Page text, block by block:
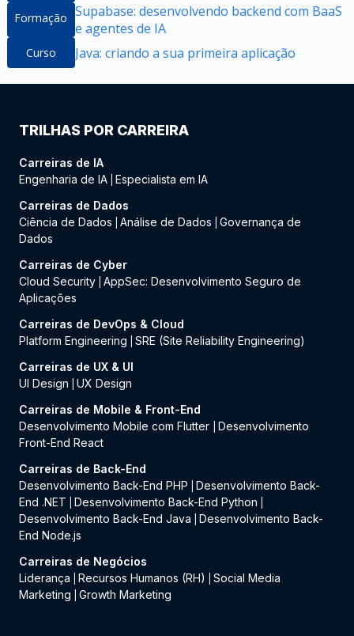
Formação Supabase: desenvolvendo backend com BaaS
e agentes de IA
Curso Java: criando a sua primeira aplicação
TRILHAS POR CARREIRA
Carreiras de IA
Engenharia de IA Especialista em IA
Carreiras de Dados
Ciência de Dados
Análise de Dados
Governança de
Dados
Carreiras de Cyber
Cloud Security AppSec: Desenvolvimento Seguro de
Aplicações
Carreiras de DevOps & Cloud
Platform Engineering
SRE (Site Reliability Engineering)
Carreiras de UX & UI
UI Design
UX Design
Carreiras de Mobile & Front-End
Desenvolvimento Mobile com Flutter
Desenvolvimento
Front-End React
Carreiras de Back-End
Desenvolvimento Back-End PHP
Desenvolvimento Back-
End .NET
Desenvolvimento Back-End Python
Desenvolvimento Back-End Java
Desenvolvimento Back-
End Node.js
Carreiras de Negócios
Liderança
Recursos Humanos (RH)
Social Media
Marketing
Growth Marketing